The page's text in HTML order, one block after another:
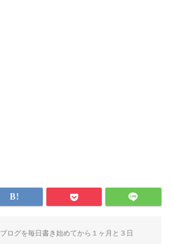
ブログを毎日書き始めてから１ヶ月と３日